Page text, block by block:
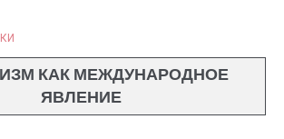
КАК МЕЖДУНАРОДНОЕ
ЯВЛЕНИЕ